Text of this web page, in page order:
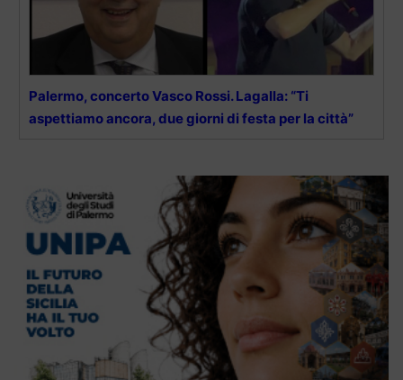
Palermo, concerto Vasco Rossi. Lagalla: “Ti
aspettiamo ancora, due giorni di festa per la città”